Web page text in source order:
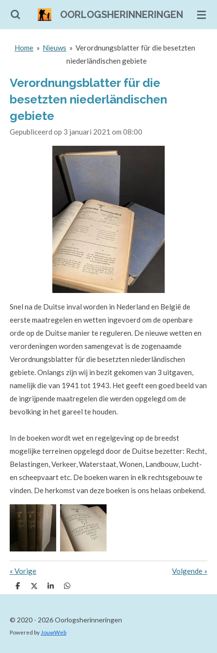
Ga
OORLOGSHERINNERINGEN
Home » Nieuws » Verordnungsblatter für die besetzten
niederländischen gebiete
Verordnungsblatter für die
besetzten niederländischen
gebiete
Gepubliceerd op 3 januari 2021 om 08:00
Snel na de Duitse inval worden in Nederland en België de
eerste maatregelen en wetten ingevoerd om de openbare
orde op de Duitse manier te reguleren. De nieuwe wetten en
verordeningen worden samengevat is de zogenaamde
Verordnungsblatter für die besetzten niederländischen
gebiete. Onlangs zijn wij in bezit gekomen van 3 uitgaven,
namelijk die van 1941 tot 1943. Het geeft een goed beeld van
de ingrijpende maatregelen die werden opgelegd om de
bevolking in het gareel te houden.
In de boeken wordt wet en regelgeving op de breedst
mogelijke terreinen opgelegd door de Duitse bezetter: Recht,
Belastingen, Verkeer, Waterstaat, Wonen, Landbouw, Lucht-
en scheepvaart etc. De boeken waren in elk rechtsgebouw te
vinden. De herkomst van deze boeken is ons helaas onbekend.
« Vorige Volgende »
D
e
n
D
e
S
h
e
D
e
n
© 2020 - 2026 Oorlogsherinneringen
Powered by JouwWeb